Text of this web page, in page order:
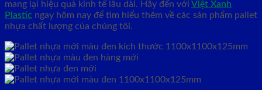
mang lại hiệu quả kinh tế lâu dài. Hãy đến với Việt Xanh
Plastic ngay hôm nay để tìm hiểu thêm về các sản phẩm pallet
nhựa chất lượng của chúng tôi.